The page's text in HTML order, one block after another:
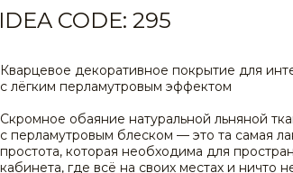
Кварцевое декоративное покрытие для
с лёгким перламутровым эффектом
Скромное обаяние натуральной льняной
с перламутровым блеском — это та самая
простота, которая необходима для
кабинета, где всё на своих местах и ничто
IDEA CODE: 295